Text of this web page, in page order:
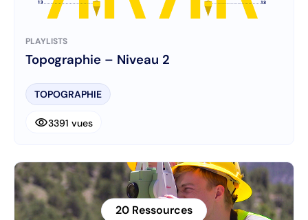
PLAYLISTS
Topographie – Niveau 2
TOPOGRAPHIE
visibility3391 vues
20 Ressources